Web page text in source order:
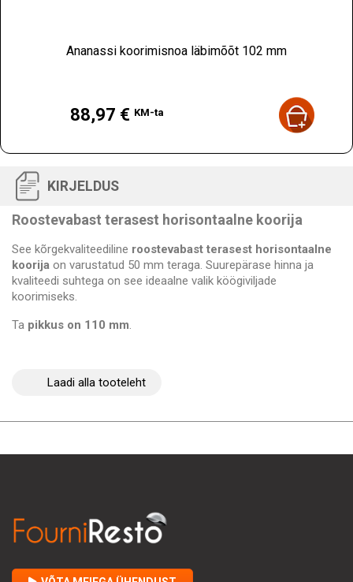
Ananassi koorimisnoa läbimõõt 102 mm
88,97 € KM-ta
KIRJELDUS
Roostevabast terasest horisontaalne koorija
See kõrgekvaliteediline roostevabast terasest horisontaalne
koorija on varustatud 50 mm teraga. Suurepärase hinna ja
kvaliteedi suhtega on see ideaalne valik köögiviljade
koorimiseks.
Ta pikkus on 110 mm.
Laadi alla tooteleht